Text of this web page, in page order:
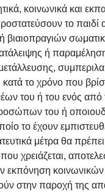
κοινωνικά και
το
βιαιοπραγιών
ή
κατά το χρόνο που
του ή του ενός
του ή
το έχουν
μέτρα θα
χρειάζεται,
εκπόνηση
στην παροχή της